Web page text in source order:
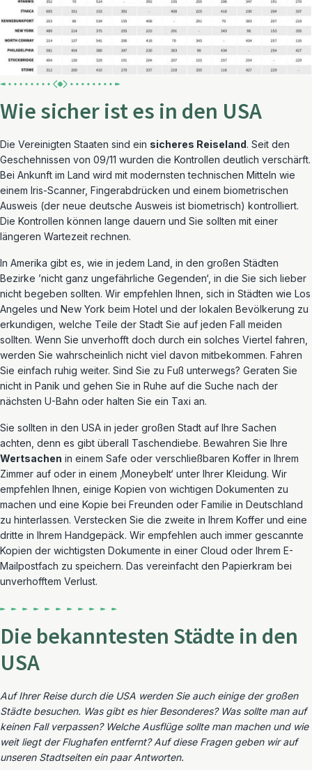
Wie sicher ist es in den USA
Die Vereinigten Staaten sind ein sicheres Reiseland. Seit den
Geschehnissen von 09/11 wurden die Kontrollen deutlich verschärft.
Bei Ankunft im Land wird mit modernsten technischen Mitteln wie
einem Iris-Scanner, Fingerabdrücken und einem biometrischen
Ausweis (der neue deutsche Ausweis ist biometrisch) kontrolliert.
Die Kontrollen können lange dauern und Sie sollten mit einer
längeren Wartezeit rechnen.
In Amerika gibt es, wie in jedem Land, in den großen Städten
Bezirke ’nicht ganz ungefährliche Gegenden‘, in die Sie sich lieber
nicht begeben sollten. Wir empfehlen Ihnen, sich in Städten wie Los
Angeles und New York beim Hotel und der lokalen Bevölkerung zu
erkundigen, welche Teile der Stadt Sie auf jeden Fall meiden
sollten. Wenn Sie unverhofft doch durch ein solches Viertel fahren,
werden Sie wahrscheinlich nicht viel davon mitbekommen. Fahren
Sie einfach ruhig weiter. Sind Sie zu Fuß unterwegs? Geraten Sie
nicht in Panik und gehen Sie in Ruhe auf die Suche nach der
nächsten U-Bahn oder halten Sie ein Taxi an.
Sie sollten in den USA in jeder großen Stadt auf Ihre Sachen
achten, denn es gibt überall Taschendiebe. Bewahren Sie Ihre
Wertsachen in einem Safe oder verschließbaren Koffer in Ihrem
Zimmer auf oder in einem ‚Moneybelt‘ unter Ihrer Kleidung. Wir
empfehlen Ihnen, einige Kopien von wichtigen Dokumenten zu
machen und eine Kopie bei Freunden oder Familie in Deutschland
zu hinterlassen. Verstecken Sie die zweite in Ihrem Koffer und eine
dritte in Ihrem Handgepäck. Wir empfehlen auch immer gescannte
Kopien der wichtigsten Dokumente in einer Cloud oder Ihrem E-
Mailpostfach zu speichern. Das vereinfacht den Papierkram bei
unverhofftem Verlust.
Die bekanntesten Städte in den
USA
Auf Ihrer Reise durch die USA werden Sie auch einige der großen
Städte besuchen. Was gibt es hier Besonderes? Was sollte man auf
keinen Fall verpassen? Welche Ausflüge sollte man machen und wie
weit liegt der Flughafen entfernt? Auf diese Fragen geben wir auf
unseren Stadtseiten ein paar Antworten.